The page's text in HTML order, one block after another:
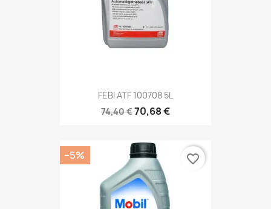
FEBI ATF 100708 5L
74,40 €70,68 €
−5% favorite_border